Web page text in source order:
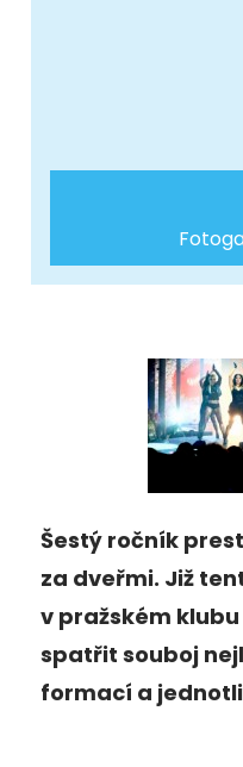
Šestý ročník
za dveřmi. Již
v pražském
spatřit souboj
formací a